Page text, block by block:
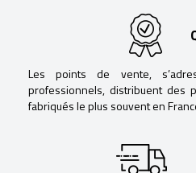
Les points de vente,
professionnels, distribuent des
fabriqués le plus souvent en